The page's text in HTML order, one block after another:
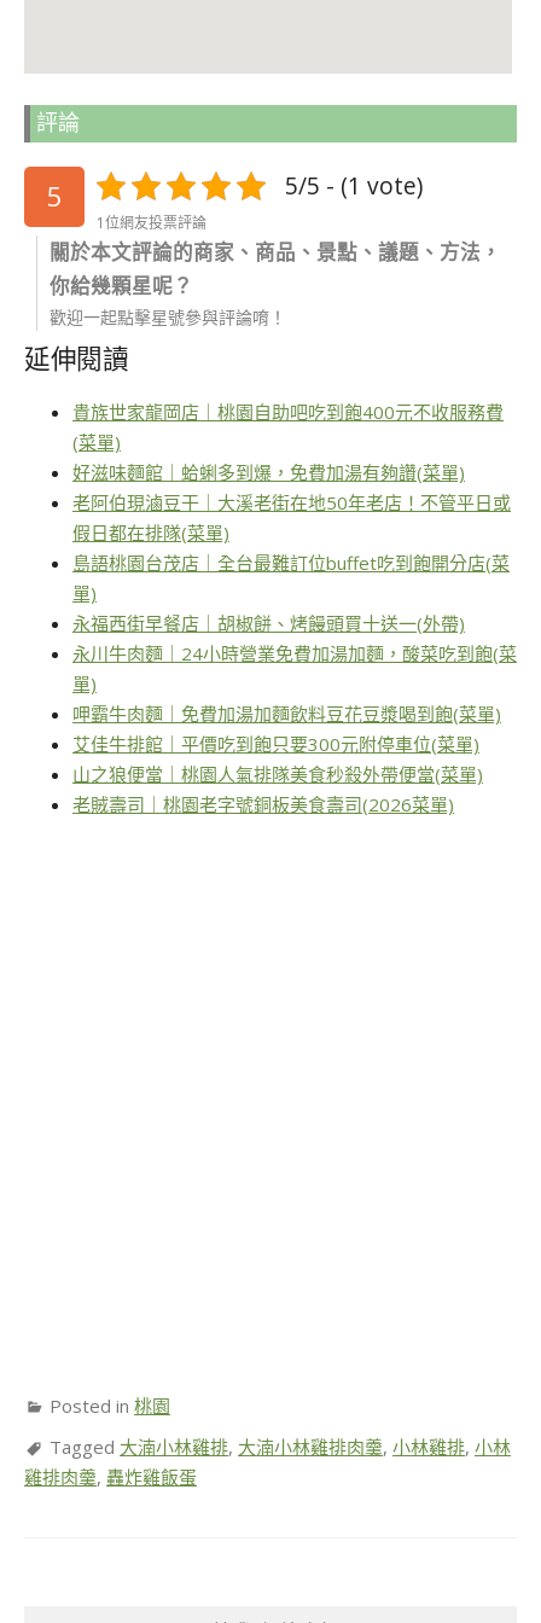
評論
5 5/5 - (1 vote)
1位網友投票評論
關於本文評論的商家、商品、景點、議題、方法，
你給幾顆星呢？
歡迎一起點擊星號參與評論唷！
延伸閱讀
貴族世家龍岡店｜桃園自助吧吃到飽400元不收服務費
(菜單)
好滋味麵館｜蛤蜊多到爆，免費加湯有夠讚(菜單)
老阿伯現滷豆干｜大溪老街在地50年老店！不管平日或
假日都在排隊(菜單)
島語桃園台茂店｜全台最難訂位buffet吃到飽開分店(菜
單)
永福西街早餐店｜胡椒餅、烤饅頭買十送一(外帶)
永川牛肉麵｜24小時營業免費加湯加麵，酸菜吃到飽(菜
單)
呷霸牛肉麵｜免費加湯加麵飲料豆花豆漿喝到飽(菜單)
艾佳牛排館｜平價吃到飽只要300元附停車位(菜單)
山之狼便當｜桃園人氣排隊美食秒殺外帶便當(菜單)
老賊壽司｜桃園老字號銅板美食壽司(2026菜單)
Posted in 桃園
Tagged 大湳小林雞排, 大湳小林雞排肉羹, 小林雞排, 小林
雞排肉羹, 轟炸雞飯蛋